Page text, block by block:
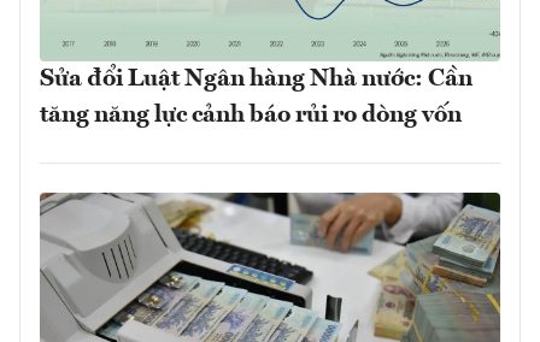
Sửa đổi Luật Ngân hàng Nhà nước: Cần
tăng năng lực cảnh báo rủi ro dòng vốn